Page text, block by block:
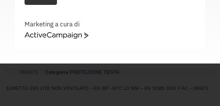
ELMETTO EVO LITE NON
08A071 Categoria PROTEZIONE TESTA
ELMETTO EVO LITE NON VENTILATO – EN 397 -40°C LD MM – EN 50365 1000 V AC – 08A071
Marketing a cura di
ActiveCampaign